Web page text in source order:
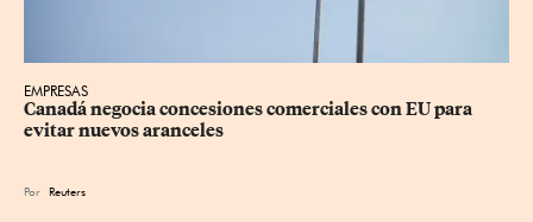
EMPRESAS
Canadá negocia concesiones comerciales con EU para
evitar nuevos aranceles
Por Reuters